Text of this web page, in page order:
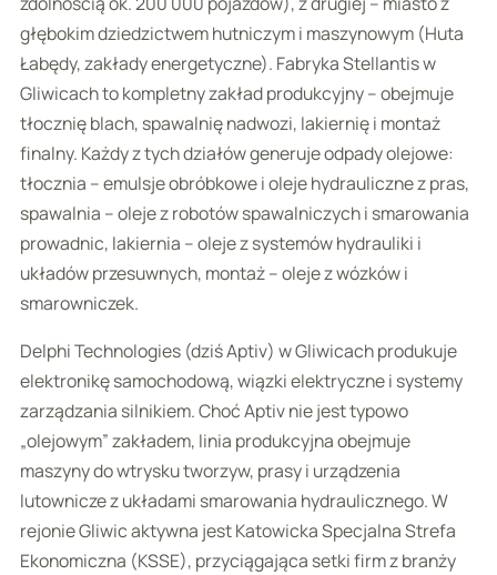
głębokim dziedzictwem hutniczym i maszynowym (Huta
Łabędy, zakłady energetyczne). Fabryka Stellantis w
Gliwicach to kompletny zakład produkcyjny – obejmuje
tłocznię blach, spawalnię nadwozi, lakiernię i montaż
finalny. Każdy z tych działów generuje odpady olejowe:
tłocznia – emulsje obróbkowe i oleje hydrauliczne z pras,
spawalnia – oleje z robotów spawalniczych i smarowania
prowadnic, lakiernia – oleje z systemów hydrauliki i
układów przesuwnych, montaż – oleje z wózków i
smarowniczek.
Delphi Technologies (dziś Aptiv) w Gliwicach produkuje
elektronikę samochodową, wiązki elektryczne i systemy
zarządzania silnikiem. Choć Aptiv nie jest typowo
„olejowym” zakładem, linia produkcyjna obejmuje
maszyny do wtrysku tworzyw, prasy i urządzenia
lutownicze z układami smarowania hydraulicznego. W
rejonie Gliwic aktywna jest Katowicka Specjalna Strefa
Ekonomiczna (KSSE), przyciągająca setki firm z branży